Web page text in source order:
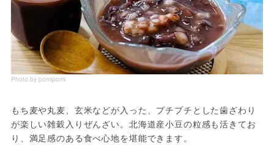
Photo by pomipomi
もち麦や丸麦、玄米などが入った、プチプチとした歯ざわり
が楽しい雑穀入りぜんざい。北海道産小豆の粒感も活きてお
り、満足感のある食べ心地を堪能できます。